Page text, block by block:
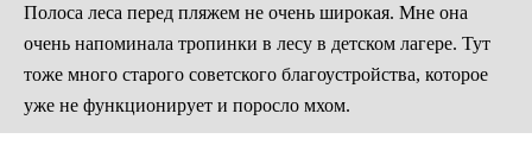
Полоса леса перед пляжем не очень широкая. Мне она
очень напоминала тропинки в лесу в детском лагере. Тут
тоже много старого советского благоустройства, которое
уже не функционирует и поросло мхом.